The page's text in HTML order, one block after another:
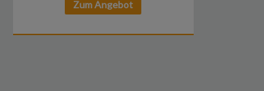
Zum Angebot